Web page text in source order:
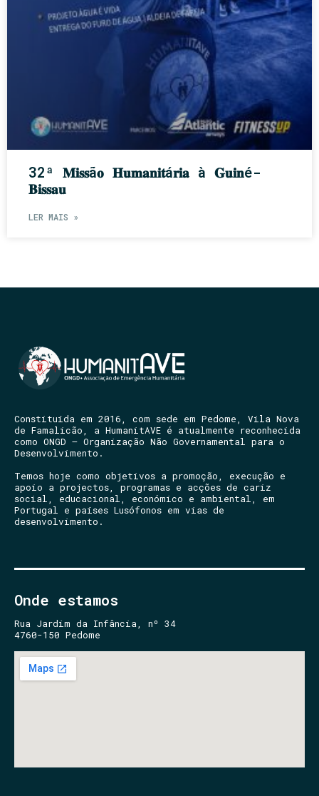
32ª 𝐌𝐢𝐬𝐬ã𝐨 𝐇𝐮𝐦𝐚𝐧𝐢𝐭á𝐫𝐢𝐚 à 𝐆𝐮𝐢𝐧é-
𝐁𝐢𝐬𝐬𝐚𝐮
LER MAIS »
Constituída em 2016, com sede em Pedome, Vila Nova
de Famalicão, a HumanitAVE é atualmente reconhecida
como ONGD – Organização Não Governamental para o
Desenvolvimento.
Temos hoje como objetivos a promoção, execução e
apoio a projectos, programas e acções de cariz
social, educacional, económico e ambiental, em
Portugal e países Lusófonos em vias de
desenvolvimento.
Onde estamos
Rua Jardim da Infância, nº 34
4760-150 Pedome